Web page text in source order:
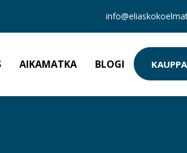
AIKAMATKA BLOGI KAUPPA